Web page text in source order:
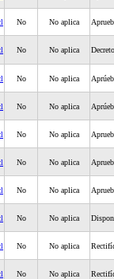
No No aplica
No No aplica
No No aplica
No No aplica
No No aplica
No No aplica
No No aplica
No No aplica
No No aplica
No No aplica